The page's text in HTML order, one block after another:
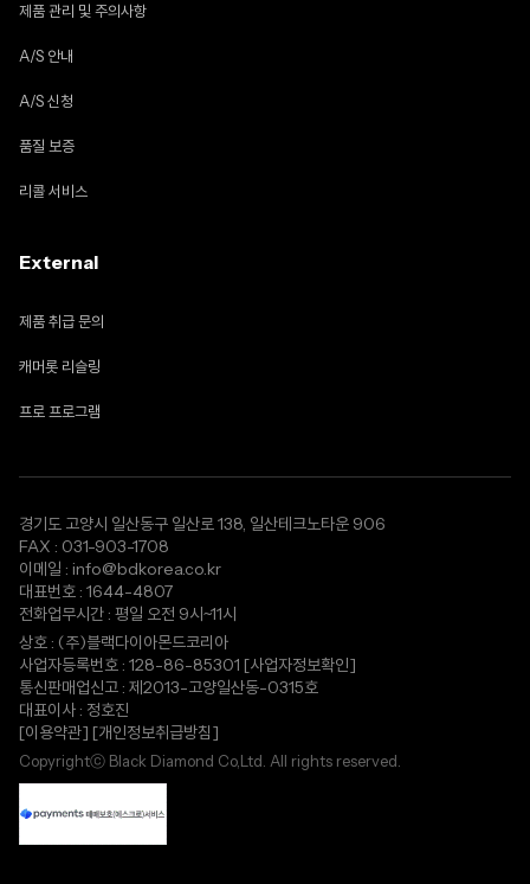
제품 관리 및 주의사항
A/S 안내
A/S 신청
품질 보증
리콜 서비스
External
제품 취급 문의
캐머롯 리슬링
프로 프로그램
경기도 고양시 일산동구 일산로 138, 일산테크노타운 906
FAX : 031-903-1708
이메일 : info@bdkorea.co.kr
대표번호 : 1644-4807
전화업무시간 : 평일 오전 9시~11시
상호 : (주)블랙다이아몬드코리아
사업자등록번호 : 128-86-85301 [사업자정보확인]
통신판매업신고 : 제2013-고양일산동-0315호
대표이사 : 정호진
[이용약관] [개인정보취급방침]
Copyrightⓒ Black Diamond Co,Ltd. All rights reserved.